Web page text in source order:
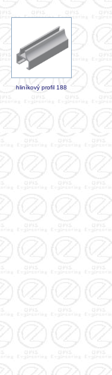
hliníkový profil 188